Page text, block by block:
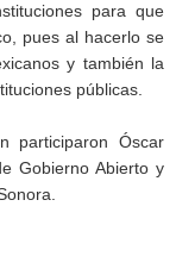
para que
pues al hacerlo se
y también la
públicas.
participaron Óscar
Gobierno Abierto y